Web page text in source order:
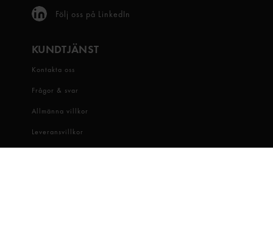
Följ oss på LinkedIn
KUNDTJÄNST
Kontakta oss
Frågor & svar
Allmänna villkor
Leveransvillkor